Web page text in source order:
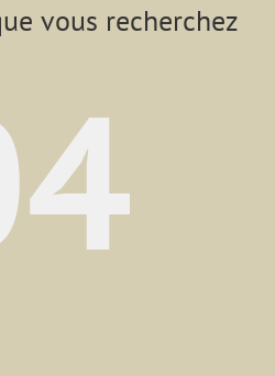
vous recherchez